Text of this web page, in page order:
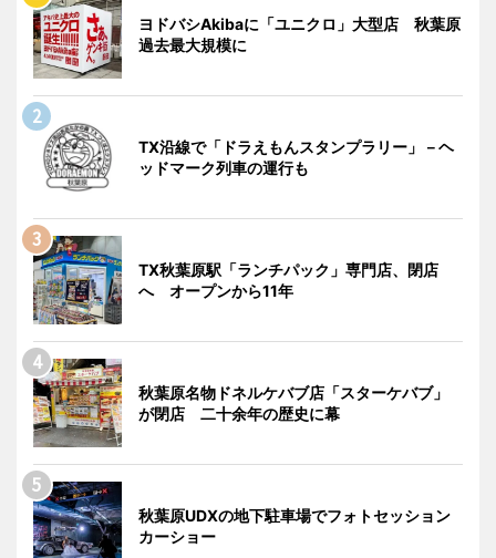
ヨドバシAkibaに「ユニクロ」大型店 秋葉原
過去最大規模に
TX沿線で「ドラえもんスタンプラリー」－ヘ
ッドマーク列車の運行も
TX秋葉原駅「ランチパック」専門店、閉店
へ オープンから11年
秋葉原名物ドネルケバブ店「スターケバブ」
が閉店 二十余年の歴史に幕
秋葉原UDXの地下駐車場でフォトセッション
カーショー